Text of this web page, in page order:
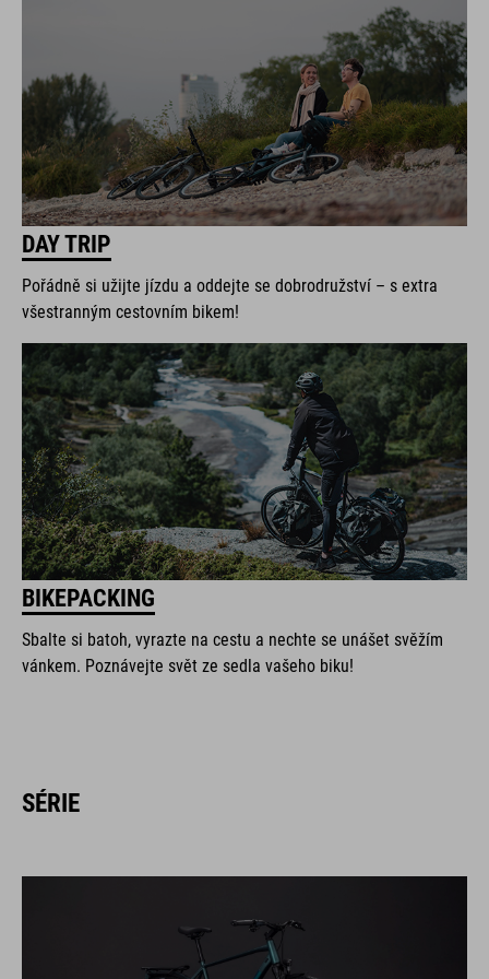
DAY TRIP
Pořádně si užijte jízdu a oddejte se dobrodružství – s extra
všestranným cestovním bikem!
BIKEPACKING
Sbalte si batoh, vyrazte na cestu a nechte se unášet svěžím
vánkem. Poznávejte svět ze sedla vašeho biku!
SÉRIE